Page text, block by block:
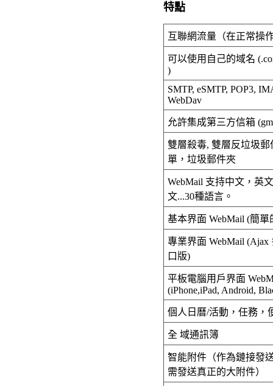
特點
互聯網流量（在正常操
可以使用自己的域名
)
SMTP, eSMTP, POP3,
WebDav
允許集成第三方信箱
雙層殺毒, 雙層反垃圾
單，垃圾郵件夾
WebMail 支持中文，英
文...30種語言。
基本界面 WebMail (簡單
專業界面 WebMail (Ajax
口版)
平板電腦用戶界面
(iPhone,iPad, Android,
個人日曆/活動，任務，
全 域通訊簿
智能 附件 （作為鏈接發
需發送真正的大附件）